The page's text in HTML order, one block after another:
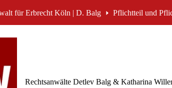
für Erbrecht Köln | D. Balg Pflichtteil und
Rechtsanwälte Detlev Balg & Katharina